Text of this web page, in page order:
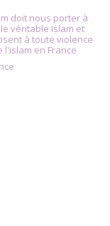
doit nous porter à
véritable Islam et
à toute violence
l'islam en France